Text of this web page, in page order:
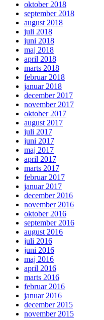
oktober 2018
september 2018
august 2018
juli 2018
juni 2018
maj 2018
april 2018
marts 2018
februar 2018
januar 2018
december 2017
november 2017
oktober 2017
august 2017
juli 2017
juni 2017
maj 2017
april 2017
marts 2017
februar 2017
januar 2017
december 2016
november 2016
oktober 2016
september 2016
august 2016
juli 2016
juni 2016
maj 2016
april 2016
marts 2016
februar 2016
januar 2016
december 2015
november 2015